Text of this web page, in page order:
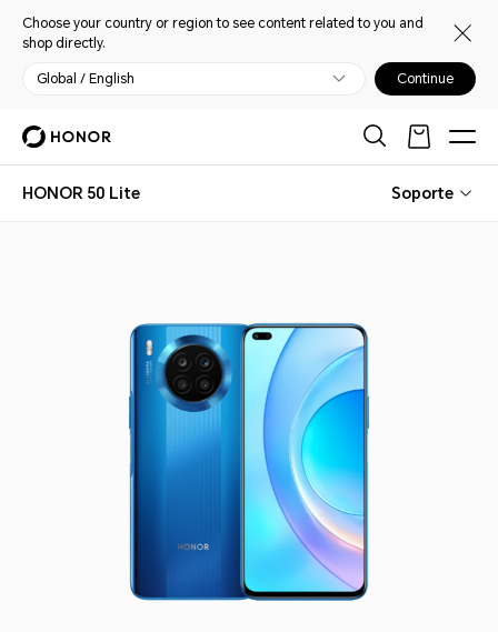
Choose your country or region to see content related to you and
shop directly.
Global / English Continue
HONOR 50 Lite Soporte